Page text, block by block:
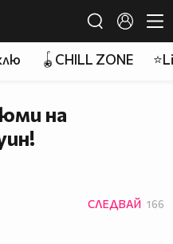
🪀CHILL ZONE
на
СЛЕДВАЙ 166